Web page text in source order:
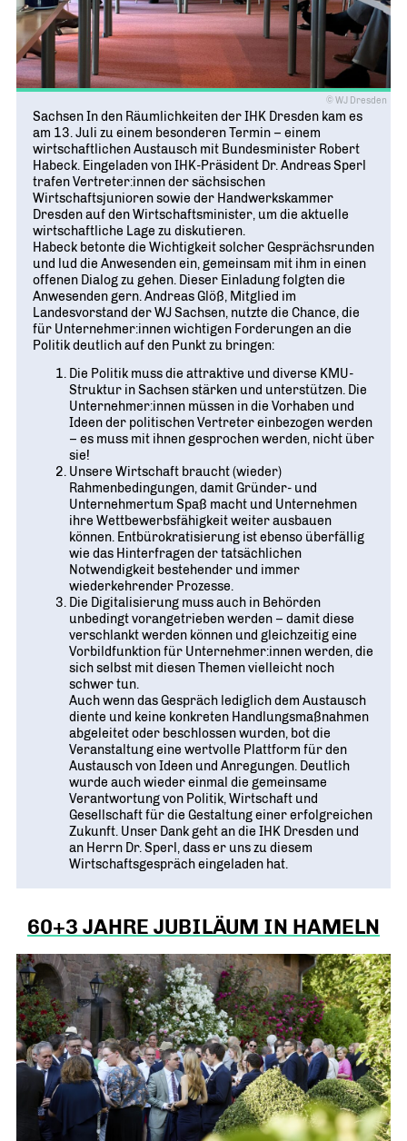
Geschichte
70 JAHRE WJD
Partner
NETZWERKE WELTWEIT
Deutsche Industrie- und Handelskammer (DIHK)
Junior Chamber International (JCI)
G20 Young Entrepreneurs‘ Alliance
WIRTSCHAFT TRIFFT POLITIK
WJD Training
WJD TRAINING
Ein Tag Azubi
Wirtschaftswissen im Wettbewerb (w³)
WIRTSCHAFTSQUIZ FÜR SCHÜLER
CYE
CREATIVE YOUNG ENTREPRENEUR
Beruf und Familie
Bildung und Fachkräfte
POSITIONSPAPIERE, BROSCHÜREN
Magazin
DIE JUNGE WIRTSCHAFT
© WJ Dresden
Sachsen In den Räumlichkeiten der IHK Dresden kam es
am 13. Juli zu einem besonderen Termin – einem
wirtschaftlichen Austausch mit Bundesminister Robert
Habeck. Eingeladen von IHK-Präsident Dr. Andreas Sperl
trafen Vertreter:innen der sächsischen
Wirtschaftsjunioren sowie der Handwerkskammer
Dresden auf den Wirtschaftsminister, um die aktuelle
wirtschaftliche Lage zu diskutieren.
Habeck betonte die Wichtigkeit solcher Gesprächsrunden
und lud die Anwesenden ein, gemeinsam mit ihm in einen
offenen Dialog zu gehen. Dieser Einladung folgten die
Anwesenden gern. Andreas Glöß, Mitglied im
Landesvorstand der WJ Sachsen, nutzte die Chance, die
für Unternehmer:innen wichtigen Forderungen an die
Politik deutlich auf den Punkt zu bringen:
Die Politik muss die attraktive und diverse KMU-
Struktur in Sachsen stärken und unterstützen. Die
Unternehmer:innen müssen in die Vorhaben und
Ideen der politischen Vertreter einbezogen werden
– es muss mit ihnen gesprochen werden, nicht über
sie!
Unsere Wirtschaft braucht (wieder)
Rahmenbedingungen, damit Gründer- und
Unternehmertum Spaß macht und Unternehmen
ihre Wettbewerbsfähigkeit weiter ausbauen
können. Entbürokratisierung ist ebenso überfällig
wie das Hinterfragen der tatsächlichen
Notwendigkeit bestehender und immer
wiederkehrender Prozesse.
Die Digitalisierung muss auch in Behörden
unbedingt vorangetrieben werden – damit diese
verschlankt werden können und gleichzeitig eine
Vorbildfunktion für Unternehmer:innen werden, die
sich selbst mit diesen Themen vielleicht noch
schwer tun.
Auch wenn das Gespräch lediglich dem Austausch
diente und keine konkreten Handlungsmaßnahmen
abgeleitet oder beschlossen wurden, bot die
Veranstaltung eine wertvolle Plattform für den
Austausch von Ideen und Anregungen. Deutlich
wurde auch wieder einmal die gemeinsame
Verantwortung von Politik, Wirtschaft und
Gesellschaft für die Gestaltung einer erfolgreichen
Zukunft. Unser Dank geht an die IHK Dresden und
an Herrn Dr. Sperl, dass er uns zu diesem
Wirtschaftsgespräch eingeladen hat.
60+3 JAHRE JUBILÄUM IN HAMELN